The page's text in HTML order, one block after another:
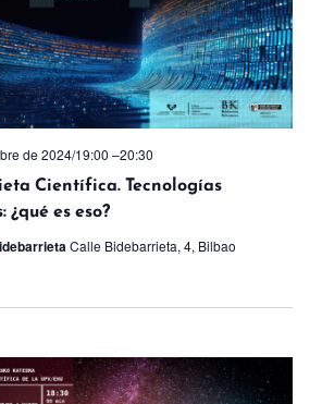
de 2024/19:00 –20:30
Científica. Tecnologías
¿qué es eso?
Calle Bidebarrieta, 4, Bilbao